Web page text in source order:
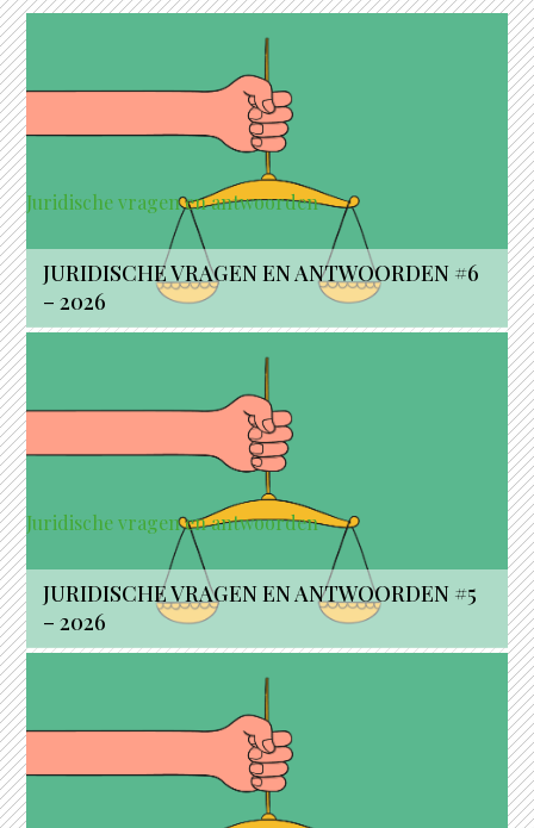
Juridische vragen en antwoorden
JURIDISCHE VRAGEN EN ANTWOORDEN #6
– 2026
Juridische vragen en antwoorden
JURIDISCHE VRAGEN EN ANTWOORDEN #5
– 2026